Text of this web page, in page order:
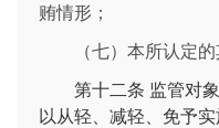
贿情形；
（七）本所认定的
第十二条 监管对
以从轻、减轻、免予实